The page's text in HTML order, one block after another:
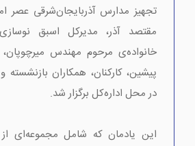
تجهیز مدارس آذربایجان‌شرقی عصر
مقتصد آذر، مدیرکل اسبق
خانواده‌ی مرحوم مهندس
پیشین، کارکنان، همکاران بازنشسته
در محل اداره‌کل برگزار شد.